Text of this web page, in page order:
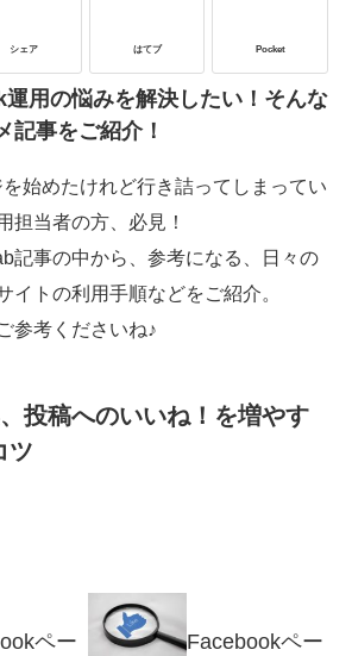
お役立ち資料
シェア はてブ Pocket
用の悩みを解決したい！そんな
記事をご紹介！
を始めたけれど行き詰ってしまってい
担当者の方、必見！
記事の中から、参考になる、日々の
イトの利用手順などをご紹介。
参考くださいね♪
投稿へのいいね！を増やす
ツ
ペー
Facebookペー